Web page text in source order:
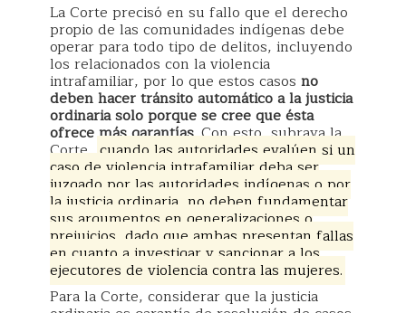
La Corte precisó en su fallo que el derecho
propio de las comunidades indígenas debe
operar para todo tipo de delitos, incluyendo
los relacionados con la violencia
intrafamiliar, por lo que estos casos no
deben hacer tránsito automático a la justicia
ordinaria solo porque se cree que ésta
ofrece más garantías. Con esto, subraya la
Corte,cuando las autoridades evalúen si un
caso de violencia intrafamiliar deba ser
juzgado por las autoridades indígenas o por
la justicia ordinaria, no deben fundamentar
sus argumentos en generalizaciones o
prejuicios, dado que ambas presentan fallas
en cuanto a investigar y sancionar a los
ejecutores de violencia contra las mujeres.
Para la Corte, considerar que la justicia